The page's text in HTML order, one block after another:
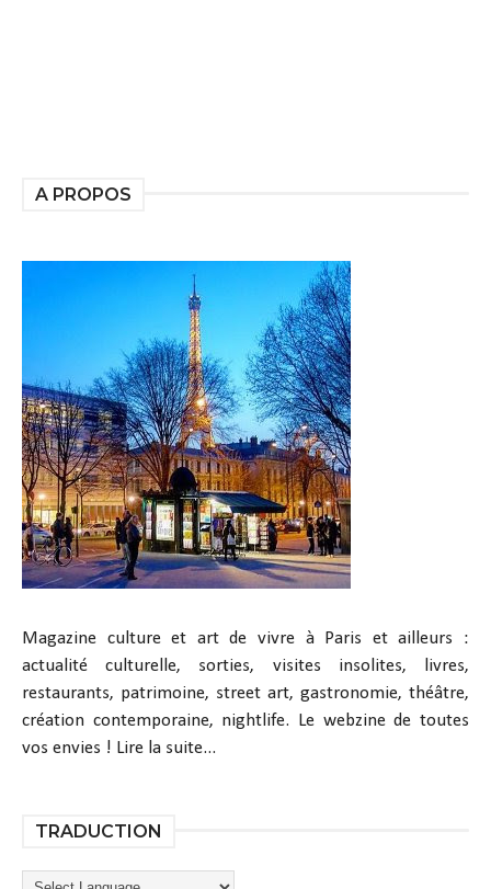
A PROPOS
Magazine culture et art de vivre à Paris et ailleurs :
actualité culturelle, sorties, visites insolites, livres,
restaurants, patrimoine, street art, gastronomie, théâtre,
création contemporaine, nightlife. Le webzine de toutes
vos envies ! Lire la suite...
TRADUCTION